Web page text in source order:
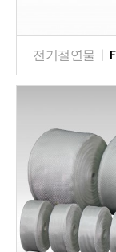
전기절연물 |